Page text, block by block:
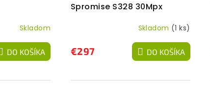
Skladom
DO KOŠÍKA
Spromise S328 30Mpx
Skladom (1 ks)
€297 DO KOŠÍKA